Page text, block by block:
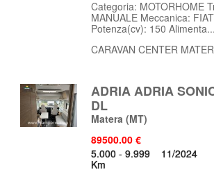
Categoria: MOTORHOME
MANUALE Meccanica:
Potenza(cv): 150 Alimenta...
CARAVAN CENTER
ADRIA ADRIA
DL
Matera (MT)
89500.00 €
5.000 - 9.999
Km
11/2024